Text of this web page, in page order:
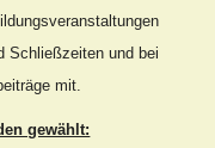
Schließzeiten und bei
mit.
gewählt: